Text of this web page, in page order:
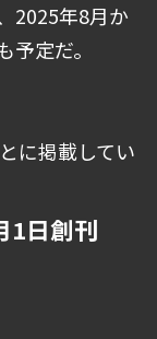
2025年8月か
定だ。
に掲載してい
1日創刊